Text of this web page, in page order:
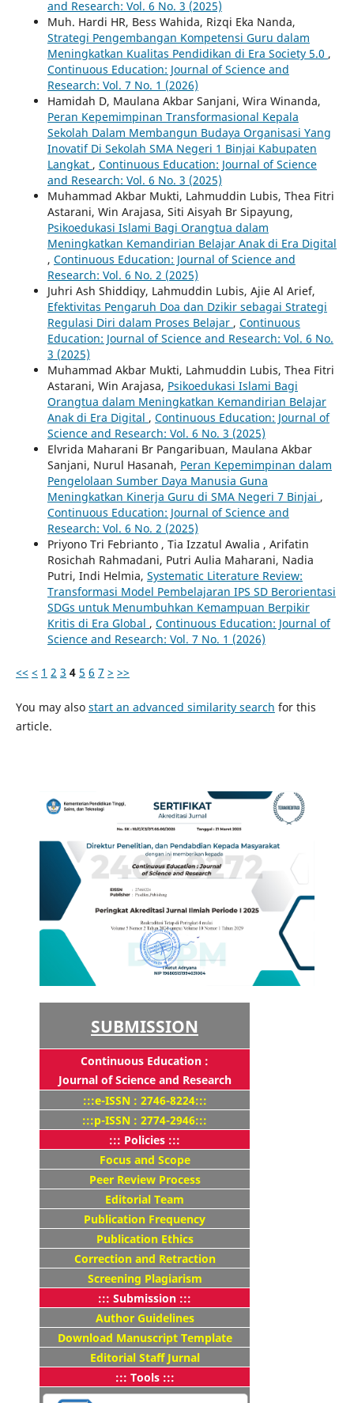
and Research: Vol. 6 No. 3 (2025)
Muh. Hardi HR, Bess Wahida, Rizqi Eka Nanda,
Strategi Pengembangan Kompetensi Guru dalam
Meningkatkan Kualitas Pendidikan di Era Society 5.0 ,
Continuous Education: Journal of Science and
Research: Vol. 7 No. 1 (2026)
Hamidah D, Maulana Akbar Sanjani, Wira Winanda,
Peran Kepemimpinan Transformasional Kepala
Sekolah Dalam Membangun Budaya Organisasi Yang
Inovatif Di Sekolah SMA Negeri 1 Binjai Kabupaten
Langkat , Continuous Education: Journal of Science
and Research: Vol. 6 No. 3 (2025)
Muhammad Akbar Mukti, Lahmuddin Lubis, Thea Fitri
Astarani, Win Arajasa, Siti Aisyah Br Sipayung,
Psikoedukasi Islami Bagi Orangtua dalam
Meningkatkan Kemandirian Belajar Anak di Era Digital
, Continuous Education: Journal of Science and
Research: Vol. 6 No. 2 (2025)
Juhri Ash Shiddiqy, Lahmuddin Lubis, Ajie Al Arief,
Efektivitas Pengaruh Doa dan Dzikir sebagai Strategi
Regulasi Diri dalam Proses Belajar , Continuous
Education: Journal of Science and Research: Vol. 6 No.
3 (2025)
Muhammad Akbar Mukti, Lahmuddin Lubis, Thea Fitri
Astarani, Win Arajasa, Psikoedukasi Islami Bagi
Orangtua dalam Meningkatkan Kemandirian Belajar
Anak di Era Digital , Continuous Education: Journal of
Science and Research: Vol. 6 No. 3 (2025)
Elvrida Maharani Br Pangaribuan, Maulana Akbar
Sanjani, Nurul Hasanah, Peran Kepemimpinan dalam
Pengelolaan Sumber Daya Manusia Guna
Meningkatkan Kinerja Guru di SMA Negeri 7 Binjai ,
Continuous Education: Journal of Science and
Research: Vol. 6 No. 2 (2025)
Priyono Tri Febrianto , Tia Izzatul Awalia , Arifatin
Rosichah Rahmadani, Putri Aulia Maharani, Nadia
Putri, Indi Helmia, Systematic Literature Review:
Transformasi Model Pembelajaran IPS SD Berorientasi
SDGs untuk Menumbuhkan Kemampuan Berpikir
Kritis di Era Global , Continuous Education: Journal of
Science and Research: Vol. 7 No. 1 (2026)
<< < 1 2 3 4 5 6 7 > >>
You may also start an advanced similarity search for this
article.
SUBMISSION
Continuous Education :
Journal of Science and Research
:::e-ISSN : 2746-8224:::
:::p-ISSN : 2774-2946:::
::: Policies :::
Focus and Scope
Peer Review Process
Editorial Team
Publication Frequency
Publication Ethics
Correction and Retraction
Screening Plagiarism
::: Submission :::
Author Guidelines
Download Manuscript Template
Editorial Staff Jurnal
::: Tools :::